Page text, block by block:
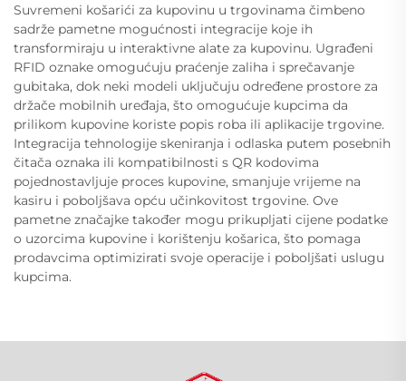
Suvremeni košarići za kupovinu u trgovinama čimbeno
sadrže pametne mogućnosti integracije koje ih
transformiraju u interaktivne alate za kupovinu. Ugrađeni
RFID oznake omogućuju praćenje zaliha i sprečavanje
gubitaka, dok neki modeli uključuju određene prostore za
držače mobilnih uređaja, što omogućuje kupcima da
prilikom kupovine koriste popis roba ili aplikacije trgovine.
Integracija tehnologije skeniranja i odlaska putem posebnih
čitača oznaka ili kompatibilnosti s QR kodovima
pojednostavljuje proces kupovine, smanjuje vrijeme na
kasiru i poboljšava opću učinkovitost trgovine. Ove
pametne značajke također mogu prikupljati cijene podatke
o uzorcima kupovine i korištenju košarica, što pomaga
prodavcima optimizirati svoje operacije i poboljšati uslugu
kupcima.